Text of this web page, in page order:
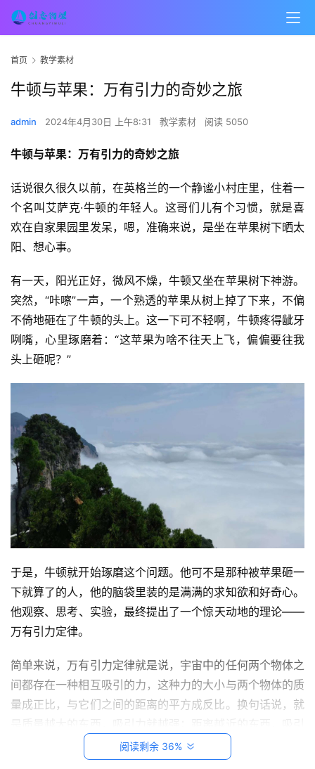
首
页
创
意
理
家
有
首页 教学素材
牛顿与苹果：万有引力的奇妙之旅
admin 2024年4月30日 上午8:31 教学素材 阅读 5050
牛顿与苹果：万有引力的奇妙之旅
话说很久很久以前，在英格兰的一个静谧小村庄里，住着一
个名叫艾萨克·牛顿的年轻人。这哥们儿有个习惯，就是喜
欢在自家果园里发呆，嗯，准确来说，是坐在苹果树下晒太
阳、想心事。
有一天，阳光正好，微风不燥，牛顿又坐在苹果树下神游。
突然，“咔嚓”一声，一个熟透的苹果从树上掉了下来，不偏
不倚地砸在了牛顿的头上。这一下可不轻啊，牛顿疼得龇牙
咧嘴，心里琢磨着：“这苹果为啥不往天上飞，偏偏要往我
头上砸呢？”
于是，牛顿就开始琢磨这个问题。他可不是那种被苹果砸一
下就算了的人，他的脑袋里装的是满满的求知欲和好奇心。
他观察、思考、实验，最终提出了一个惊天动地的理论——
万有引力定律。
简单来说，万有引力定律就是说，宇宙中的任何两个物体之
间都存在一种相互吸引的力，这种力的大小与两个物体的质
量成正比，与它们之间的距离的平方成反比。换句话说，就
阅读剩余 36%